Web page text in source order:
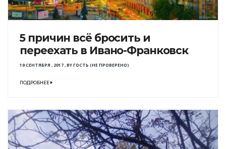
5 причин всё бросить и
переехать в Ивано-Франковск
19 СЕНТЯБРЯ , 2017,BYГОСТЬ (НЕ ПРОВЕРЕНО)
ПОДРОБНЕЕ